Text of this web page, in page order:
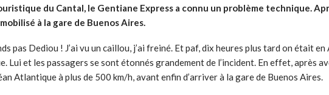
du Cantal, le Gentiane Express a connu un problème technique.
à la gare de Buenos Aires.
pas Dediou ! J’ai vu un caillou, j’ai freiné. Et paf, dix heures plus tard on était
Lui et les passagers se sont étonnés grandement de l’incident. En effet, après
Atlantique à plus de 500 km/h, avant enfin d’arriver à la gare de Buenos Aires.